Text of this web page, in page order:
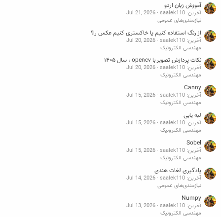
آموزش زبان اردو
آخرین: saalek110
Jul 21, 2026
نیازمندی‌های عمومی
از رنگ استفاده کنیم یا خاکستری کنیم عکس را؟
آخرین: saalek110
Jul 20, 2026
مهندسی الکترونیک
نکات پردازش تصویر با opencv ، سال ۱۴۰۵
آخرین: saalek110
Jul 20, 2026
مهندسی الکترونیک
Canny
آخرین: saalek110
Jul 15, 2026
مهندسی الکترونیک
لبه یابی
آخرین: saalek110
Jul 15, 2026
مهندسی الکترونیک
Sobel
آخرین: saalek110
Jul 15, 2026
مهندسی الکترونیک
یادگیری لغات هندی
آخرین: saalek110
Jul 14, 2026
نیازمندی‌های عمومی
Numpy
آخرین: saalek110
Jul 13, 2026
مهندسی الکترونیک